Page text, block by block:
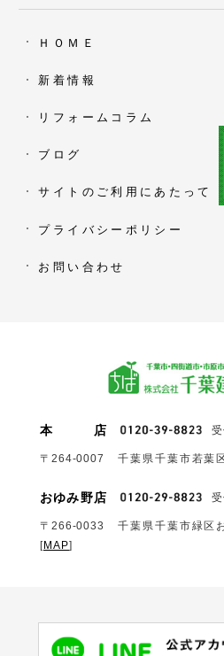
ＨＯＭＥ
新着情報
リフォームコラム
ブログ
サイトのご利用にあたって
プライバシーポリシー
お問い合わせ
本 店
〒264-0007 千葉県千葉市若葉
おゆみ野店
〒266-0033
千葉県千葉市緑区
[MAP]